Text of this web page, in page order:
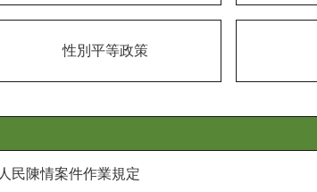
性別平等政策
人民陳情案件作業規定